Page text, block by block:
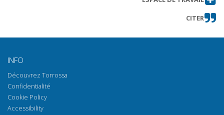
CITER
INFO
Découvrez Torrossa
Confidentialité
Cookie Policy
Accessibility